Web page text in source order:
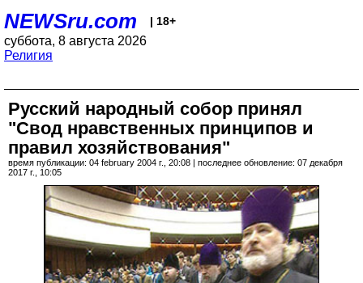
NEWSru.com | 18+
суббота, 8 августа 2026
Религия
Русский народный собор принял
"Свод нравственных принципов и
правил хозяйствования"
время публикации: 04 february 2004 г., 20:08 | последнее обновление: 07 декабря
2017 г., 10:05